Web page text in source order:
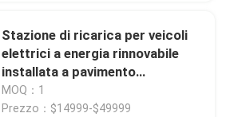
Stazione di ricarica per veicoli
elettrici a energia rinnovabile
installata a pavimento
Installazione con modalità di
ricarica multiple Tolleranza
MOQ：1
Prezzo：$14999-$49999